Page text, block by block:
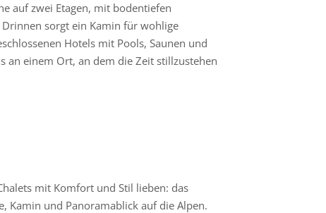
auf zwei Etagen, mit bodentiefen
sorgt ein Kamin für wohlige
Hotels mit Pools, Saunen und
an einem Ort, an dem die Zeit stillzustehen
mit Komfort und Stil lieben: das
Kamin und Panoramablick auf die Alpen.